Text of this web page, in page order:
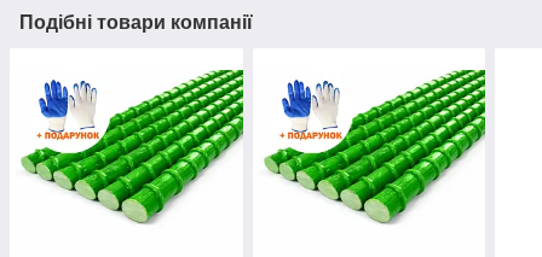
Подібні товари компанії